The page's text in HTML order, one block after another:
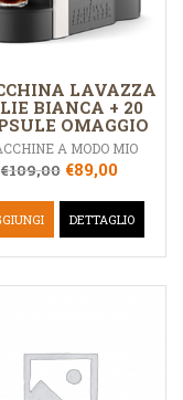
LAVAZZA
BIANCA + 20
OMAGGIO
A MODO MIO
€109,00 €89,00
DETTAGLIO